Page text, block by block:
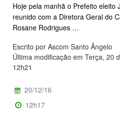
Hoje pela manhã o Prefeito eleito
reunido com a Diretora Geral do
Rosane Rodrigues …
Escrito por Ascom Santo Ângelo
Última modificação em Terça, 20
12h21
20/12/16
12h17